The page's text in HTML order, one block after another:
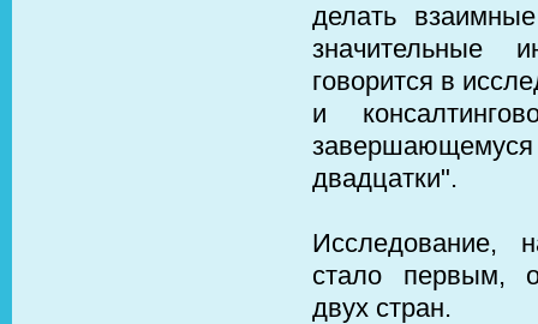
делать
значительные
говорится в
и
двадцатки".
Исследование,
стало первым,
двух стран.